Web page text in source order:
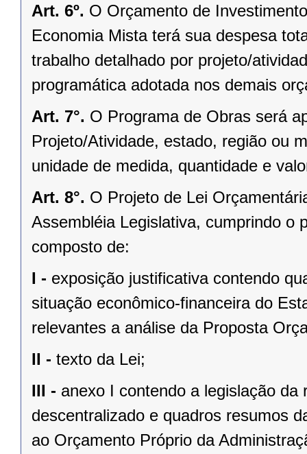
Art. 6º. O Orçamento de
Economia Mista terá sua despesa
trabalho detalhado por projeto/
programática adotada nos demais
Art. 7°. O Programa de Obras será
Projeto/Atividade, estado, região ou
unidade de medida, quantidade e
Art. 8°. O Projeto de Lei
Assembléia Legislativa, cumprindo o
composto de:
I - exposição justificativa contendo
situação econômico-financeira do
relevantes a análise da Proposta
II - texto da Lei;
III - anexo I contendo a legislação
descentralizado e quadros resumos
ao Orçamento Próprio da